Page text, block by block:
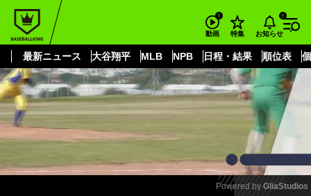
動画 特集 お知らせ
最新ニュース 大谷翔平 MLB NPB 日程・結果 順位表
もっと見る
Powered by GliaStudios